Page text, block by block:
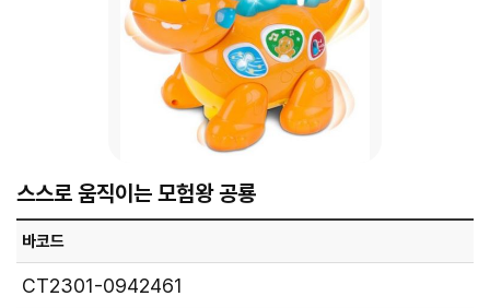
스스로 움직이는 모험왕 공룡
바코드
CT2301-0942461